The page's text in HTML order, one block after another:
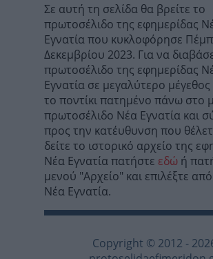
Σε αυτή τη σελίδα θα βρείτε το
πρωτοσέλιδο της εφημερίδας
Εγνατία που κυκλοφόρησε
Δεκεμβρίου 2023. Για να
πρωτοσέλιδο της εφημερίδας
Εγνατία σε μεγαλύτερο
το ποντίκι πατημένο πάνω στο
πρωτοσέλιδο Νέα Εγνατία και
προς την κατέυθυνση που
δείτε το ιστορικό αρχείο της
Νέα Εγνατία πατήστε εδώ ή
μενού "Αρχείο" και επιλέξτε
Νέα Εγνατία.
Copyright © 2012 -